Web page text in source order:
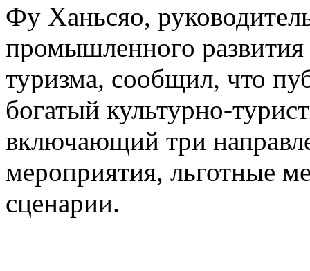
Фу Ханьсяо,
промышленного
туризма, сообщил, что
богатый культурно-
включающий три
мероприятия, льготные
сценарии.